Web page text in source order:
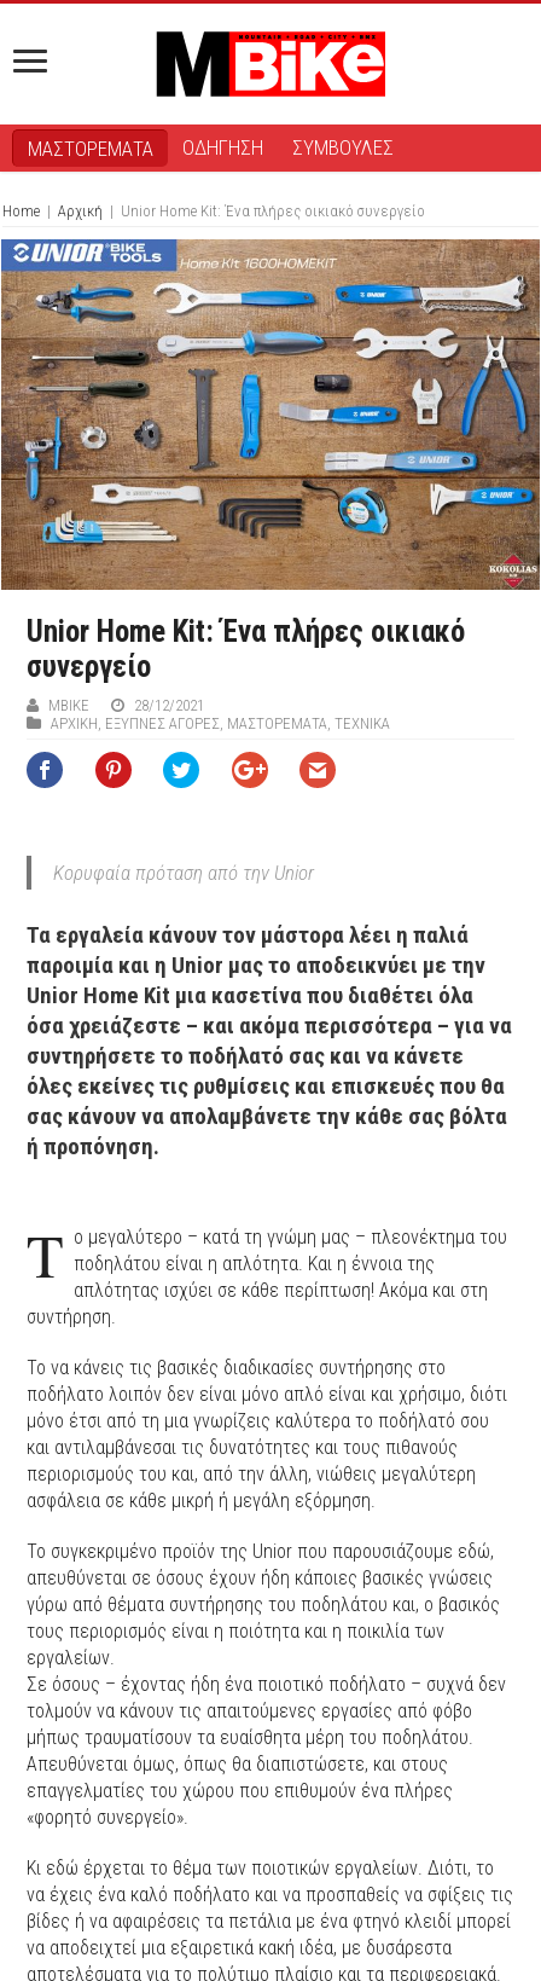
ΜΑΣΤΟΡΕΜΑΤΑ ΟΔΗΓΗΣΗ ΣΥΜΒΟΥΛΕΣ
Home | Αρχική | Unior Home Kit: Ένα πλήρες οικιακό συνεργείο
Unior Home Kit: Ένα πλήρες οικιακό
συνεργείο
ΜΒIKE
28/12/2021
ΑΡΧΙΚΉ, ΕΞΥΠΝΕΣ ΑΓΟΡΕΣ, ΜΑΣΤΟΡΕΜΑΤΑ,ΤΕΧΝΙΚΑ
Κορυφαία πρόταση από την Unior
Τα εργαλεία κάνουν τον μάστορα λέει η παλιά
παροιμία και η Unior μας το αποδεικνύει με την
Unior Home Kit μια κασετίνα που διαθέτει όλα
όσα χρειάζεστε – και ακόμα περισσότερα – για να
συντηρήσετε το ποδήλατό σας και να κάνετε
όλες εκείνες τις ρυθμίσεις και επισκευές που θα
σας κάνουν να απολαμβάνετε την κάθε σας βόλτα
ή προπόνηση.
Τ ο μεγαλύτερο – κατά τη γνώμη μας – πλεονέκτημα του
ποδηλάτου είναι η απλότητα. Και η έννοια της
απλότητας ισχύει σε κάθε περίπτωση! Ακόμα και στη
συντήρηση.
Το να κάνεις τις βασικές διαδικασίες συντήρησης στο
ποδήλατο λοιπόν δεν είναι μόνο απλό είναι και χρήσιμο, διότι
μόνο έτσι από τη μια γνωρίζεις καλύτερα το ποδήλατό σου
και αντιλαμβάνεσαι τις δυνατότητες και τους πιθανούς
περιορισμούς του και, από την άλλη, νιώθεις μεγαλύτερη
ασφάλεια σε κάθε μικρή ή μεγάλη εξόρμηση.
Το συγκεκριμένο προϊόν της Unior που παρουσιάζουμε εδώ,
απευθύνεται σε όσους έχουν ήδη κάποιες βασικές γνώσεις
γύρω από θέματα συντήρησης του ποδηλάτου και, ο βασικός
τους περιορισμός είναι η ποιότητα και η ποικιλία των
εργαλείων.
Σε όσους – έχοντας ήδη ένα ποιοτικό ποδήλατο – συχνά δεν
τολμούν να κάνουν τις απαιτούμενες εργασίες από φόβο
μήπως τραυματίσουν τα ευαίσθητα μέρη του ποδηλάτου.
Απευθύνεται όμως, όπως θα διαπιστώσετε, και στους
επαγγελματίες του χώρου που επιθυμούν ένα πλήρες
«φορητό συνεργείο».
Κι εδώ έρχεται το θέμα των ποιοτικών εργαλείων. Διότι, το
να έχεις ένα καλό ποδήλατο και να προσπαθείς να σφίξεις τις
βίδες ή να αφαιρέσεις τα πετάλια με ένα φτηνό κλειδί μπορεί
να αποδειχτεί μια εξαιρετικά κακή ιδέα, με δυσάρεστα
αποτελέσματα για το πολύτιμο πλαίσιο και τα περιφερειακά.